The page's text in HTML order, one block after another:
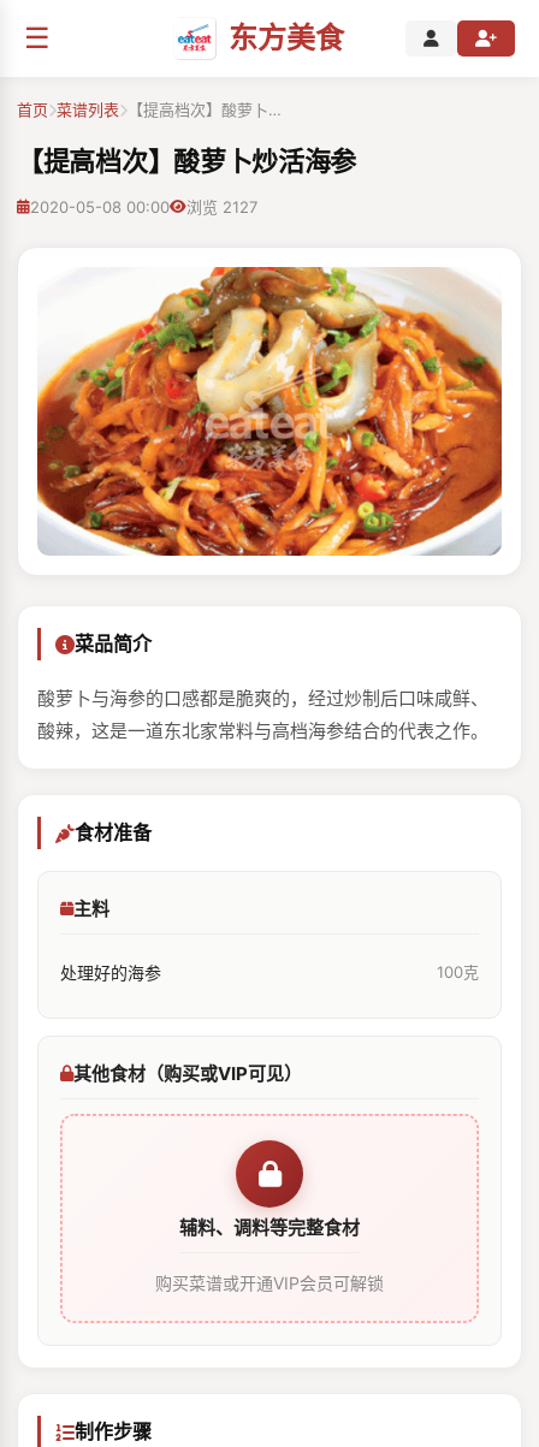
☰ 东方美食
首页 菜谱列表 【提高档次】酸萝卜…
【提高档次】酸萝卜炒活海参
2020-05-08 00:00 浏览 2127
菜品简介
酸萝卜与海参的口感都是脆爽的，经过炒制后口味咸鲜、
酸辣，这是一道东北家常料与高档海参结合的代表之作。
食材准备
主料
处理好的海参 100克
其他食材（购买或VIP可见）
辅料、调料等完整食材
购买菜谱或开通VIP会员可解锁
制作步骤